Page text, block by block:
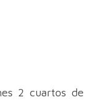
2 cuartos de